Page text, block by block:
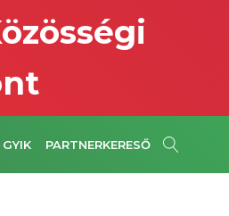
GYIK PARTNERKERESŐ